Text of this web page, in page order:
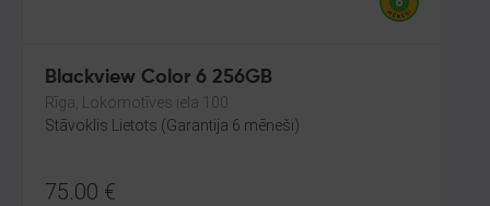
Blackview Color 6 256GB
Rīga, Lokomotīves iela 100
Stāvoklis Lietots (Garantija 6 mēneši)
75.00 €